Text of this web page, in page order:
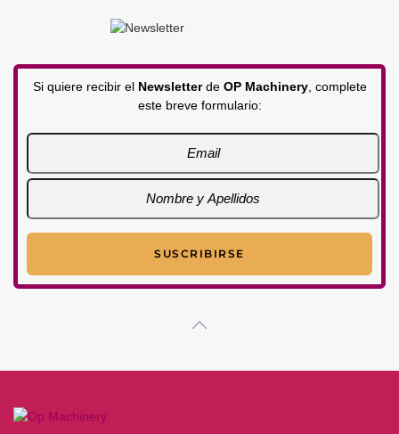
Si quiere recibir el Newsletterde OP Machinery, complete
este breve formulario: